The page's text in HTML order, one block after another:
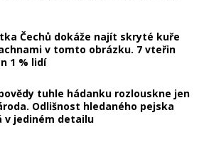
Čechů dokáže najít skryté kuře
v tomto obrázku. 7 vteřin
1 % lidí
tuhle hádanku rozlouskne jen
Odlišnost hledaného pejska
v jediném detailu